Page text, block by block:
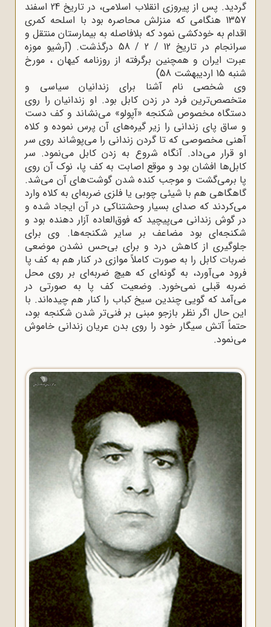
گردید. پس از پیروزی انقلاب اسلامی، در تاریخ 24 اسفند
1357 هنگامی که منزلش محاصره بود با اسلحه کمری
اقدام به خودکشی نمود که بلافاصله به بیمارستان منتقل و
سرانجام در تاریخ 12 / 2 / 58 درگذشت.
(آرشیو موزه
عبرت ایران و همچنین برگرفته از روزنامه کیهان ، مورخ
شنبه 15 اردیبهشت 58)
وی شخصی نام آشنا برای زندانیان سیاسی و
متخصص‌ترین فرد در زدن کابل بود. او زندانیان را روی
دستگاه مخصوص شکنجه «آپولو» می‌نشاند و کف دست
و ساق پای زندانی را زیر گیره‌های آن پرس نموده و کلاه
آهنی مخصوصی که تا گردن زندانی را می‌پوشاند روی سر
او قرار می‌داد. آنگاه شروع به زدن کابل می‌نمود. سر
کابل‌ها افشان بود و موقع اصابت به کف پا، نوک آن روی
پا برمی‌گشت و موجب کنده شدن گوشت‌های آن می‌شد.
گاهگاهی هم با شیئی چوبی یا فلزی ضربه‌ای به کلاه وارد
می‌کردند که صدای بسیار وحشتناکی در آن ایجاد شده و
در گوش زندانی می‌پیچید که فوق‌العاده آزار دهنده بود و
شکنجه‌ای بود مضاعف بر سایر شکنجه‌ها. وی برای
جلو‌گیری از کاهش درد و برای‌ بی‌حس نشدن موضعی
ضربات کابل را به صورت کاملاً موازی در کنار هم به کف پا
فرود می‌آورد، به گونه‌ای که هیچ ضربه‌ای بر روی محل
ضربه قبلی نمی‌خورد. وضعیت کف پا به صورتی در
می‌آمد که گویی چندین سیخ کباب را کنار هم چیده‌اند. با
این حال اگر نظر بازجو مبنی بر فنی‌تر شدن شکنجه بود،
حتماً آتش سیگار خود را روی بدن عریان زندانی خاموش
می‌نمود.